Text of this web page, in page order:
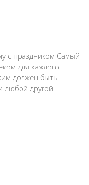
с праздником Самый
для каждого
должен быть
любой другой